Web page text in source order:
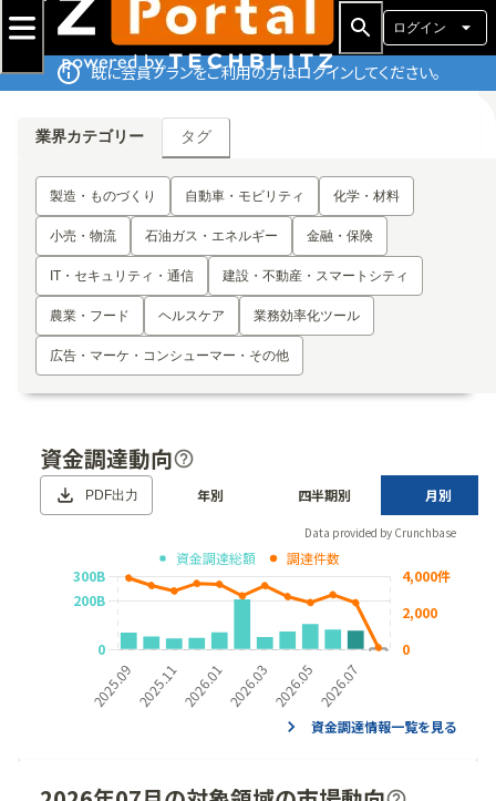
ログイン
既に会員プランをご利用の方はログインしてください。
業界カテゴリー タグ
製造・ものづくり 自動車・モビリティ 化学・材料
小売・物流 石油ガス・エネルギー 金融・保険
IT・セキュリティ・通信 建設・不動産・スマートシティ
農業・フード ヘルスケア 業務効率化ツール
広告・マーケ・コンシューマー・その他
資金調達動向
PDF出力 年別 四半期別 月別
Data provided by Crunchbase
資金調達情報一覧を見る